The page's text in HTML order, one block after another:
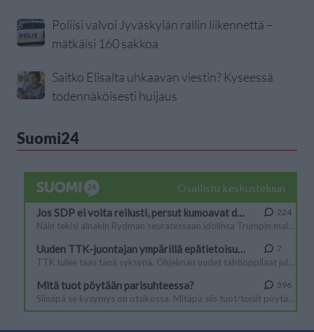
Poliisi valvoi Jyväskylän rallin liikennettä –
mätkäisi 160 sakkoa
Saitko Elisalta uhkaavan viestin? Kyseessä
todennäköisesti huijaus
Suomi24